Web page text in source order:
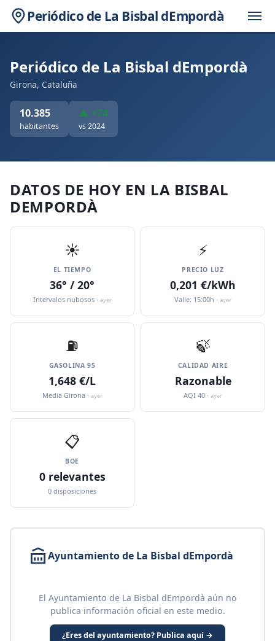
Periódico de La Bisbal dEmpordà
Periódico de La Bisbal dEmpordà
Girona, Cataluña
10.385
habitantes
▲ +74
vs 2024
DATOS DE HOY EN LA BISBAL
DEMPORDÀ
☀️
EL TIEMPO
36° / 20°
Intervalos nubosos · ayer
⚡
PRECIO LUZ
0,201 €/kWh
Valle: 15:00h · ayer
⛽️
GASOLINA 95
1,648 €/L
Media Girona · ayer
🍃
CALIDAD AIRE
Razonable
AQI 40 · ayer
📋
BOE
0 relevantes
0 disposiciones
Ayuntamiento de La Bisbal dEmpordà
El Ayuntamiento de La Bisbal dEmpordà aún no
publica información oficial en este medio.
¿Eres del ayuntamiento? Publica aquí →